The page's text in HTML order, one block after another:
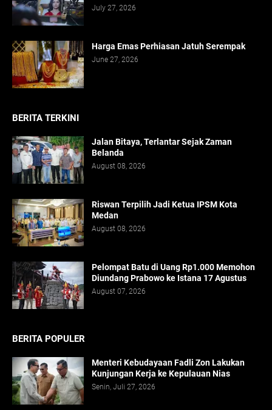
July 27, 2026
Harga Emas Perhiasan Jatuh Serempak
June 27, 2026
BERITA TERKINI
Jalan Bitaya, Terlantar Sejak Zaman
Belanda
August 08, 2026
Riswan Terpilih Jadi Ketua IPSM Kota
Medan
August 08, 2026
Pelompat Batu di Uang Rp1.000 Memohon
Diundang Prabowo ke Istana 17 Agustus
August 07, 2026
BERITA POPULER
Menteri Kebudayaan Fadli Zon Lakukan
Kunjungan Kerja ke Kepulauan Nias
Senin, Juli 27, 2026